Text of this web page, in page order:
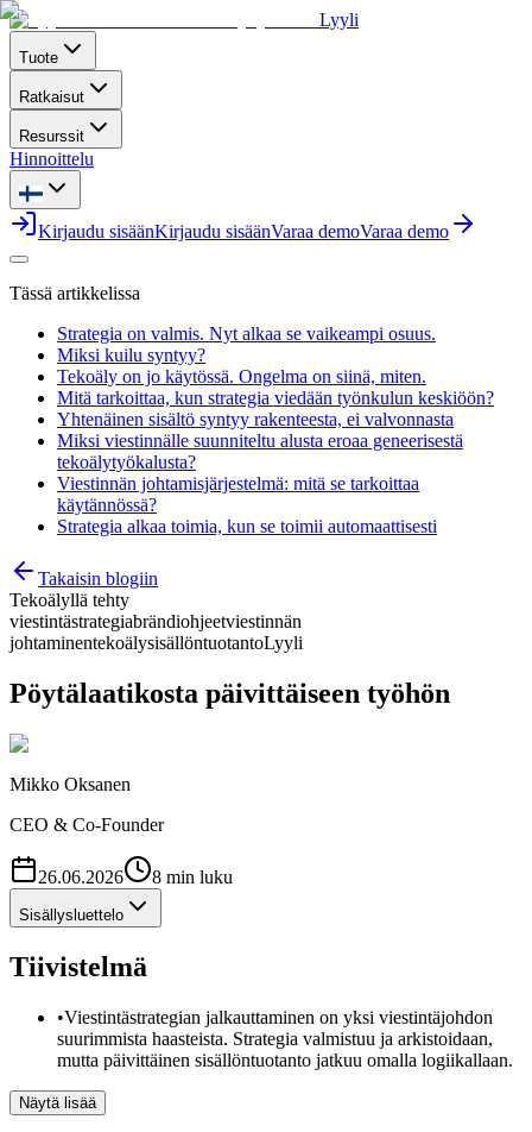
Lyyli
Tuote
Ratkaisut
Resurssit
Hinnoittelu
Kirjaudu sisäänKirjaudu sisäänVaraa demoVaraa demo
Tässä artikkelissa
Strategia on valmis. Nyt alkaa se vaikeampi osuus.
Miksi kuilu syntyy?
Tekoäly on jo käytössä. Ongelma on siinä, miten.
Mitä tarkoittaa, kun strategia viedään työnkulun keskiöön?
Yhtenäinen sisältö syntyy rakenteesta, ei valvonnasta
Miksi viestinnälle suunniteltu alusta eroaa geneerisestä
tekoälytyökalusta?
Viestinnän johtamisjärjestelmä: mitä se tarkoittaa
käytännössä?
Strategia alkaa toimia, kun se toimii automaattisesti
Takaisin blogiin
Tekoälyllä tehty
viestintästrategiabrändiohjeetviestinnän
johtaminentekoälysisällöntuotantoLyyli
Pöytälaatikosta päivittäiseen työhön
Mikko Oksanen
CEO & Co-Founder
26.06.2026 8 min luku
Sisällysluettelo
Tiivistelmä
•Viestintästrategian jalkauttaminen on yksi viestintäjohdon
suurimmista haasteista. Strategia valmistuu ja arkistoidaan,
mutta päivittäinen sisällöntuotanto jatkuu omalla logiikallaan.
Näytä lisää